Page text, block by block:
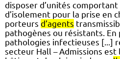
disposer d’unités
d’isolement pour la prise en
porteurs d’agents
pathogènes ou résistants. En
pathologies infectieuses [...]
secteur Hall – Admissions est